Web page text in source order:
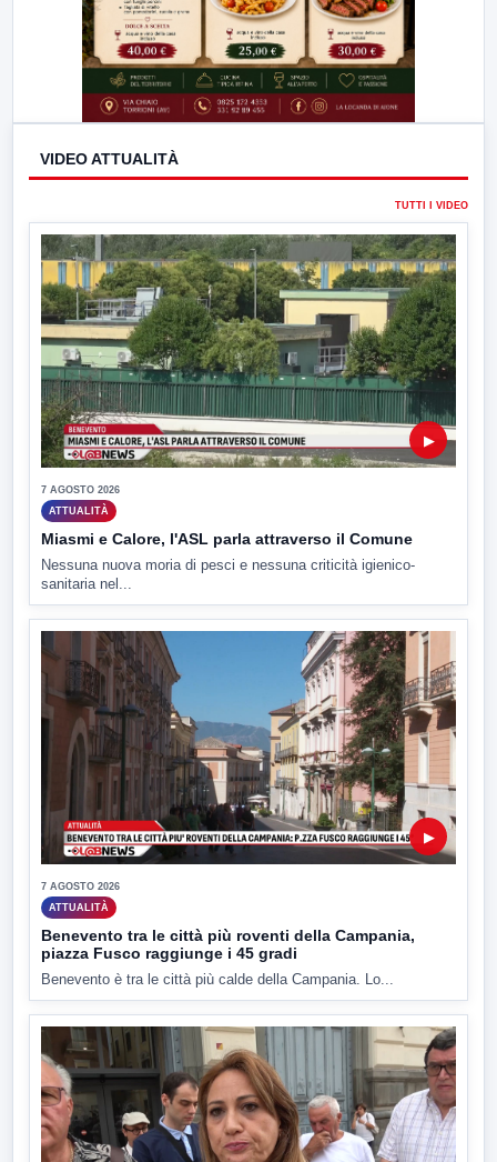
VIDEO ATTUALITÀ
TUTTI I VIDEO
▶
7 AGOSTO 2026
ATTUALITÀ
Miasmi e Calore, l'ASL parla attraverso il Comune
Nessuna nuova moria di pesci e nessuna criticità igienico-
sanitaria nel...
▶
7 AGOSTO 2026
ATTUALITÀ
Benevento tra le città più roventi della Campania,
piazza Fusco raggiunge i 45 gradi
Benevento è tra le città più calde della Campania. Lo...